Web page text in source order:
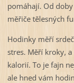
pomáhají. Od
měřiče tělesných
Hodinky měří
stres. Měří kroky,
kalorií. To je fajn
ale hned vám